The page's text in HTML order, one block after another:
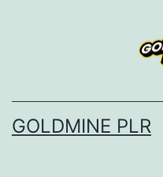
GOLDMINE PLR